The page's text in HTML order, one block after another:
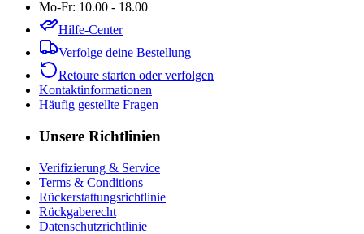
Mo-Fr: 10.00 - 18.00
Hilfe-Center
Verfolge deine Bestellung
Retoure starten oder verfolgen
Kontaktinformationen
Häufig gestellte Fragen
Unsere Richtlinien
Verifizierung & Service
Terms & Conditions
Rückerstattungsrichtlinie
Rückgaberecht
Datenschutzrichtlinie